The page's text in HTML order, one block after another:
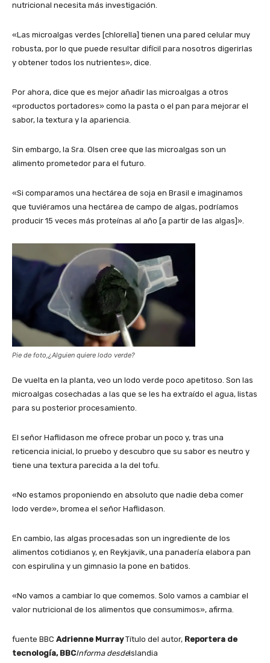
nutricional necesita más investigación.
«Las microalgas verdes [chlorella] tienen una pared celular muy
robusta, por lo que puede resultar difícil para nosotros digerirlas
y obtener todos los nutrientes», dice.
Por ahora, dice que es mejor añadir las microalgas a otros
«productos portadores» como la pasta o el pan para mejorar el
sabor, la textura y la apariencia.
Sin embargo, la Sra. Olsen cree que las microalgas son un
alimento prometedor para el futuro.
«Si comparamos una hectárea de soja en Brasil e imaginamos
que tuviéramos una hectárea de campo de algas, podríamos
producir 15 veces más proteínas al año [a partir de las algas]».
Pie de foto,¿Alguien quiere lodo verde?
De vuelta en la planta, veo un lodo verde poco apetitoso. Son las
microalgas cosechadas a las que se les ha extraído el agua, listas
para su posterior procesamiento.
El señor Haflidason me ofrece probar un poco y, tras una
reticencia inicial, lo pruebo y descubro que su sabor es neutro y
tiene una textura parecida a la del tofu.
«No estamos proponiendo en absoluto que nadie deba comer
lodo verde», bromea el señor Haflidason.
En cambio, las algas procesadas son un ingrediente de los
alimentos cotidianos y, en Reykjavik, una panadería elabora pan
con espirulina y un gimnasio la pone en batidos.
«No vamos a cambiar lo que comemos. Solo vamos a cambiar el
valor nutricional de los alimentos que consumimos», afirma.
fuente BBC Adrienne MurrayTítulo del autor, Reportera de
tecnología, BBCInforma desdeIslandia